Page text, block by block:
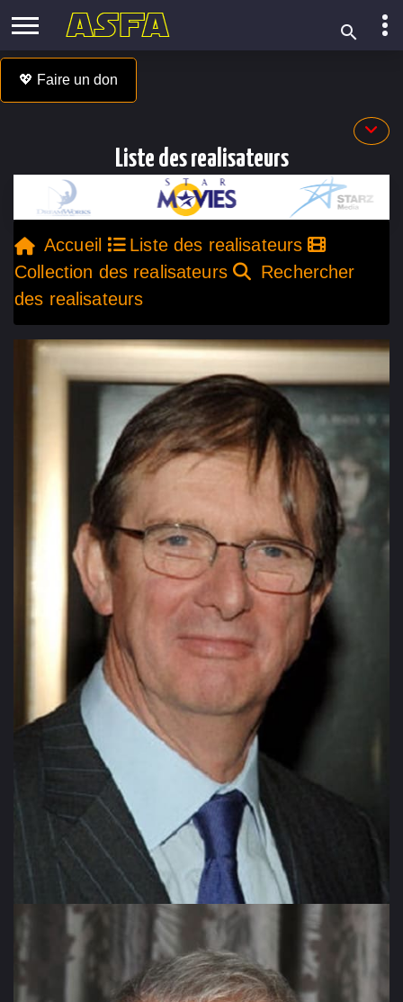
💖 Faire un don
Liste des realisateurs
Accueil
Liste des realisateurs
Collection des realisateurs
Rechercher
des realisateurs